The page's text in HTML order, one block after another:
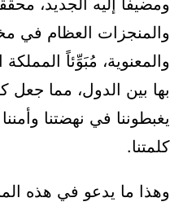
والمنجزات العظام في
والمعنوية، مُبَوِّئاً المملكة
بها بين الدول، مما جعل
يغبطوننا في نهضتنا
كلمتنا.
وهذا ما يدعو في هذه